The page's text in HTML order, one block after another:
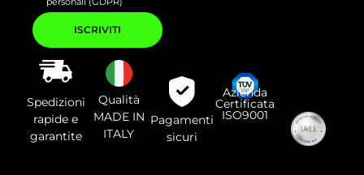
Si
prega
di
lasciare
vuoto
questo
campo.
Spedizioni
rapide e
garantite
Qualità
MADE IN
ITALY
Pagamenti
sicuri
Azienda
Certificata
ISO9001